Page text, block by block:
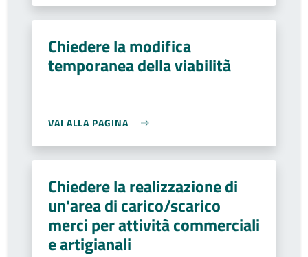
Chiedere la modifica
temporanea della viabilità
VAI ALLA PAGINA
Chiedere la realizzazione di
un'area di carico/scarico
merci per attività commerciali
e artigianali